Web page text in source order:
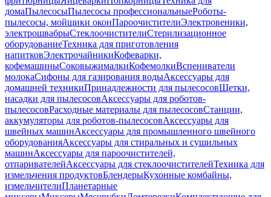
домаПылесосыПылесосы профессиональныеРоботы-
пылесосы, мойщики оконПароочистителиЭлектровеники,
электрошвабрыСтеклоочистителиСтерилизационное
оборудованиеТехника для приготовления
напитковЭлектрочайникиКофеварки,
кофемашиныСоковыжималкиКофемолкиВспениватели
молокаСифоны для газирования водыАксессуары для
домашней техникиПринадлежности для пылесосовЩетки,
насадки для пылесосовАксессуары для роботов-
пылесосовРасходные материалы для пылесосовСтанции,
аккумуляторы для роботов-пылесосовАксессуары для
швейных машинАксессуары для промышленного швейного
оборудованияАксессуары для стиральных и сушильных
машинАксессуары для пароочистителей,
отпаривателейАксессуары для стеклоочистителейТехника для
измельчения продуктовБлендерыКухонные комбайны,
измельчителиПланетарные